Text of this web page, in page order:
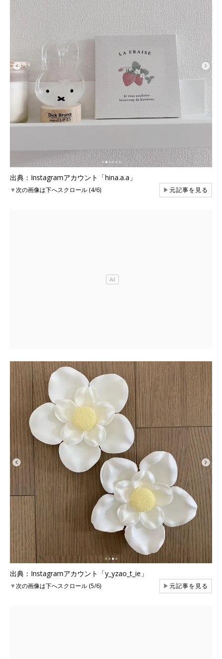
出典：Instagramアカウント「hina.a.a」
▼次の画像は下へスクロール (4/6) ▶元記事を見る
出典：Instagramアカウント「y_yzao_t_ie」
▼次の画像は下へスクロール (5/6) ▶元記事を見る